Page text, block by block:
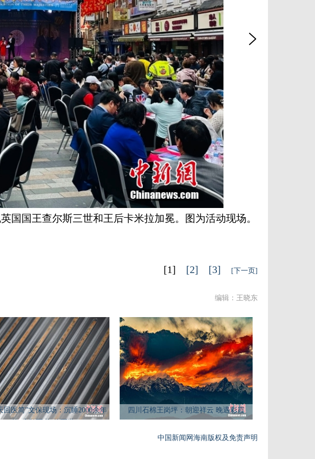
国王查尔斯三世和王后卡米拉加冕。图为活动现场。
[1] [2] [3] [下一页]
编辑：王晓东
回医简”文保现场：沉睡2000余年
四川石棉王岗坪：朝迎祥云 晚遇彩霞
中国新闻网海南版权及免责声明